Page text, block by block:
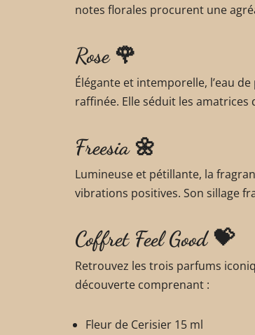
notes florales procurent une
Rose 🌹
Élégante et intemporelle, l’eau
raffinée. Elle séduit les
Freesia 🌼
Lumineuse et pétillante, la
vibrations positives. Son sillage
Coffret Feel Good 💝
Retrouvez les trois parfums
découverte comprenant :
Fleur de Cerisier 15 ml